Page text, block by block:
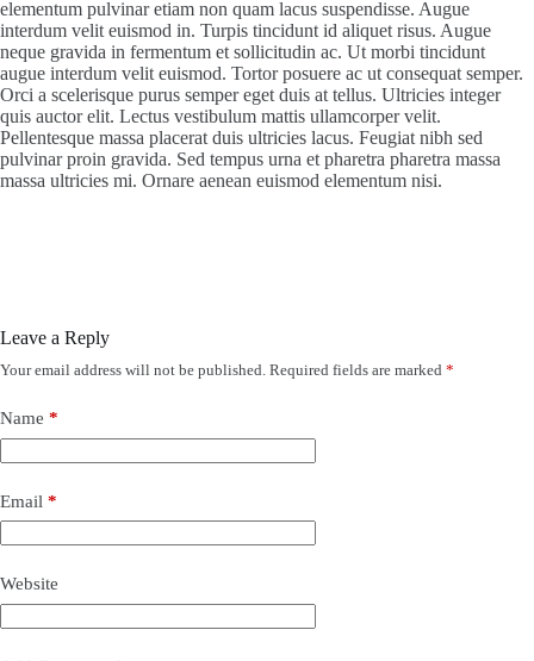
elementum pulvinar etiam non quam lacus suspendisse. Augue
interdum velit euismod in. Turpis tincidunt id aliquet risus. Augue
neque gravida in fermentum et sollicitudin ac. Ut morbi tincidunt
augue interdum velit euismod. Tortor posuere ac ut consequat semper.
Orci a scelerisque purus semper eget duis at tellus. Ultricies integer
quis auctor elit. Lectus vestibulum mattis ullamcorper velit.
Pellentesque massa placerat duis ultricies lacus. Feugiat nibh sed
pulvinar proin gravida. Sed tempus urna et pharetra pharetra massa
massa ultricies mi. Ornare aenean euismod elementum nisi.
Leave a Reply
Your email address will not be published. Required fields are marked *
Name *
Email *
Website